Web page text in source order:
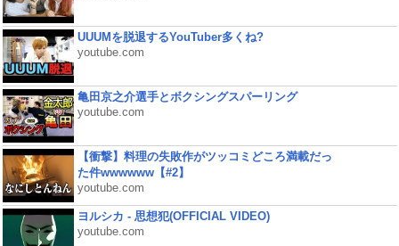
UUUMを脱退するYouTuber多くね?
youtube.com
亀田京之介選手とボクシングスパーリング
youtube.com
【衝撃】料理の失敗作がツッコミどころ満載だっ
た件wwwwww【#2】
youtube.com
ヨルシカ - 思想犯(OFFICIAL VIDEO)
youtube.com